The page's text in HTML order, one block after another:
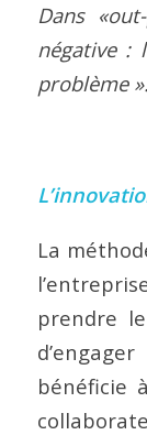
Dans
négative :
problème ».
La
prendre
bénéficie